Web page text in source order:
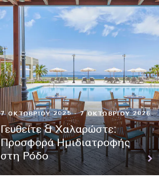
7 ΟΚΤΩΒΡΊΟΥ 2025 - 7 ΟΚΤΩΒΡΊΟΥ 2026
Γευθείτε & Χαλαρώστε:
Προσφορά Ημιδιατροφής
στη Ρόδο